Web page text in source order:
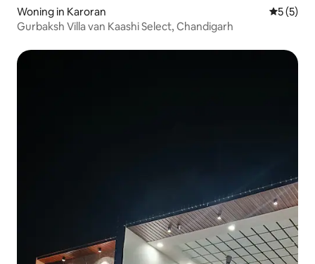
Woning in Karoran
5 (5)
Gurbaksh Villa van Kaashi Select, Chandigarh